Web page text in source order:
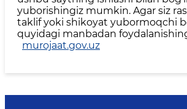
yuborishingiz mumkin. Agar siz
taklif yoki shikoyat yubormoqchi
quyidagi manbadan
murojaat.gov.uz